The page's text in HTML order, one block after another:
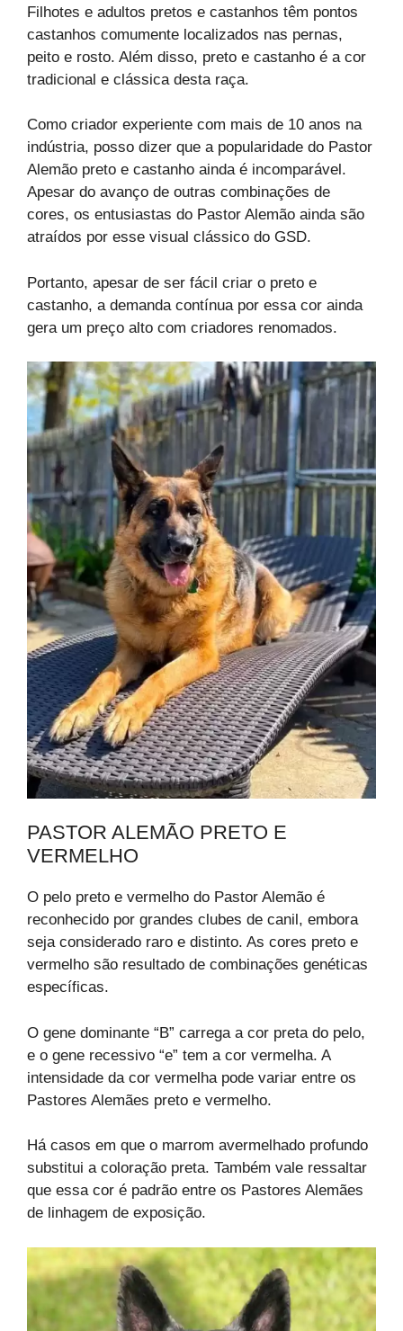
Filhotes e adultos pretos e castanhos têm pontos
castanhos comumente localizados nas pernas,
peito e rosto. Além disso, preto e castanho é a cor
tradicional e clássica desta raça.
Como criador experiente com mais de 10 anos na
indústria, posso dizer que a popularidade do Pastor
Alemão preto e castanho ainda é incomparável.
Apesar do avanço de outras combinações de
cores, os entusiastas do Pastor Alemão ainda são
atraídos por esse visual clássico do GSD.
Portanto, apesar de ser fácil criar o preto e
castanho, a demanda contínua por essa cor ainda
gera um preço alto com criadores renomados.
PASTOR ALEMÃO PRETO E
VERMELHO
O pelo preto e vermelho do Pastor Alemão é
reconhecido por grandes clubes de canil, embora
seja considerado raro e distinto. As cores preto e
vermelho são resultado de combinações genéticas
específicas.
O gene dominante “B” carrega a cor preta do pelo,
e o gene recessivo “e” tem a cor vermelha. A
intensidade da cor vermelha pode variar entre os
Pastores Alemães preto e vermelho.
Há casos em que o marrom avermelhado profundo
substitui a coloração preta. Também vale ressaltar
que essa cor é padrão entre os Pastores Alemães
de linhagem de exposição.